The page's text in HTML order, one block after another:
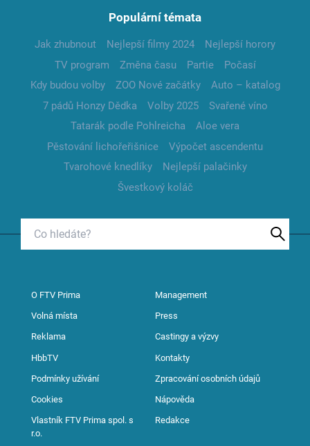
Populární témata
Jak zhubnout Nejlepší filmy 2024
Nejlepší horory
TV program
Změna času Partie
Počasí
Kdy budou volby
ZOO Nové začátky
Auto – katalog
7 pádů Honzy Dědka
Volby 2025
Svařené víno
Tatarák podle Pohlreicha
Aloe vera
Pěstování lichořeřišnice
Výpočet ascendentu
Tvarohové knedlíky
Nejlepší palačinky
Švestkový koláč
O FTV Prima Management
Volná místa Press
Reklama Castingy a výzvy
HbbTV Kontakty
Podmínky užívání Zpracování osobních údajů
Cookies Nápověda
Vlastník FTV Prima spol. s
r.o.
Redakce